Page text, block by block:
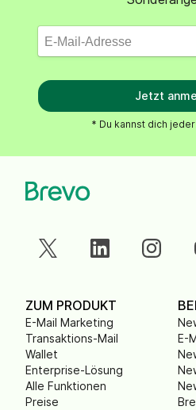
Jetzt
* Du kannst dich
ZUM PRODUKT
E-Mail Marketing
Transaktions-Mail
Wallet
Enterprise-Lösung
Alle Funktionen
Preise
E-